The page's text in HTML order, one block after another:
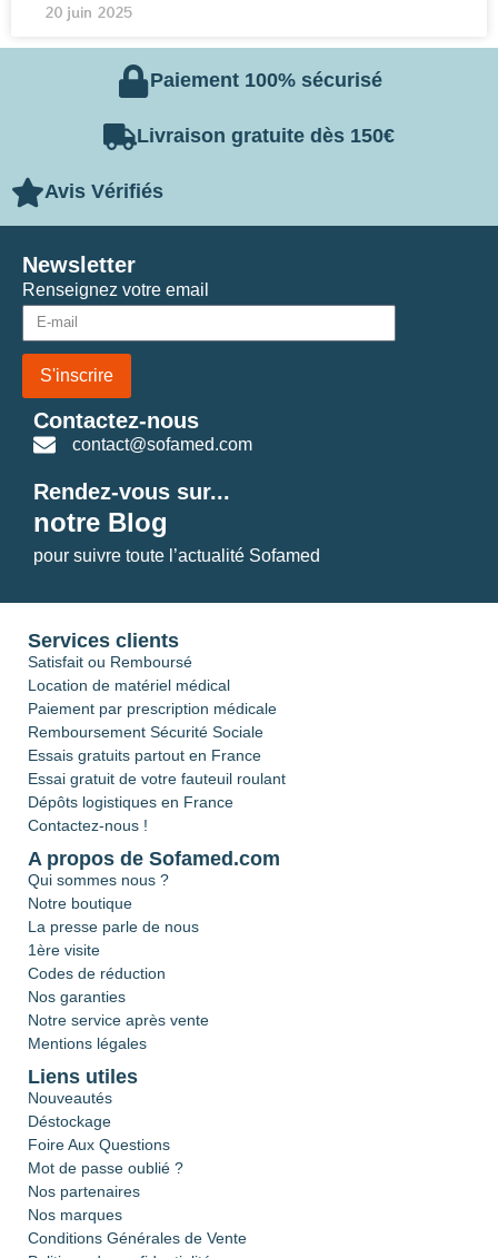
20 juin 2025
Paiement 100% sécurisé
Livraison gratuite dès 150€
Avis Vérifiés
Renseignez votre email
S'inscrire
Newsletter
Contactez-nous
contact@sofamed.com
Rendez-vous sur...
notre Blog
pour suivre toute l’actualité Sofamed
Services clients
Satisfait ou Remboursé
Location de matériel médical
Paiement par prescription médicale
Remboursement Sécurité Sociale
Essais gratuits partout en France
Essai gratuit de votre fauteuil roulant
Dépôts logistiques en France
Contactez-nous !
A propos de Sofamed.com
Qui sommes nous ?
Notre boutique
La presse parle de nous
1ère visite
Codes de réduction
Nos garanties
Notre service après vente
Mentions légales
Liens utiles
Nouveautés
Déstockage
Foire Aux Questions
Mot de passe oublié ?
Nos partenaires
Nos marques
Conditions Générales de Vente